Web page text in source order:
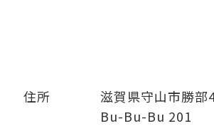
住所
滋賀県守山市勝部
Bu-Bu-Bu 201